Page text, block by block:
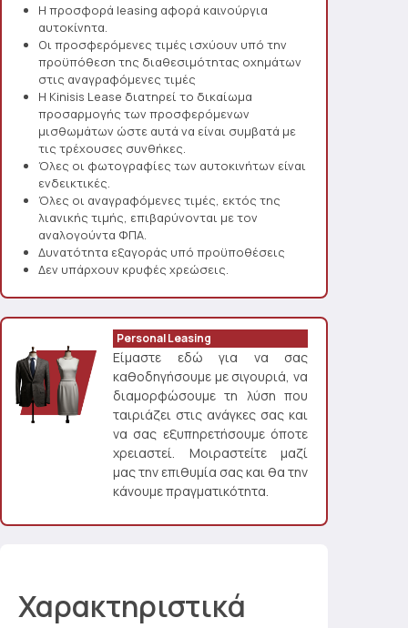
Η προσφορά leasing αφορά καινούργια
αυτοκίνητα.
Οι προσφερόμενες τιμές ισχύουν υπό την
προϋπόθεση της διαθεσιμότητας οχημάτων
στις αναγραφόμενες τιμές
Η Kinisis Lease διατηρεί το δικαίωμα
προσαρμογής των προσφερόμενων
μισθωμάτων ώστε αυτά να είναι συμβατά με
τις τρέχουσες συνθήκες.
Όλες οι φωτογραφίες των αυτοκινήτων είναι
ενδεικτικές.
Όλες οι αναγραφόμενες τιμές, εκτός της
λιανικής τιμής, επιβαρύνονται με τον
αναλογούντα ΦΠΑ.
Δυνατότητα εξαγοράς υπό προϋποθέσεις
Δεν υπάρχουν κρυφές χρεώσεις.
Personal Leasing
Είμαστε εδώ για να σας
καθοδηγήσουμε με σιγουριά, να
διαμορφώσουμε τη λύση που
ταιριάζει στις ανάγκες σας και
να σας εξυπηρετήσουμε όποτε
χρειαστεί. Μοιραστείτε μαζί
μας την επιθυμία σας και θα την
κάνουμε πραγματικότητα.
Χαρακτηριστικά